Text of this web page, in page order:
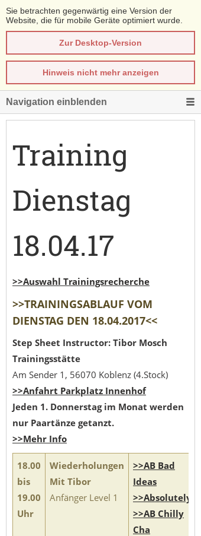
Sie betrachten gegenwärtig eine Version der
Website, die für mobile Geräte optimiert wurde.
Zur Desktop-Version
Hinweis nicht mehr anzeigen
Navigation einblenden
Training
Dienstag
18.04.17
>>Auswahl Trainingsrecherche
>>TRAININGSABLAUF VOM
DIENSTAG DEN 18.04.2017<<
Step Sheet Instructor: Tibor Mosch
Trainingsstätte
Am Sender 1, 56070 Koblenz (4.Stock)
>>Anfahrt Parkplatz Innenhof
Jeden 1. Donnerstag im Monat werden
nur Paartänze getanzt.
>>Mehr Info
18.00
bis
19.00
Uhr
Wiederholungen
Mit Tibor
Anfänger Level 1
>>AB Bad
Ideas
>>Absolutely
>>AB Chilly
Cha